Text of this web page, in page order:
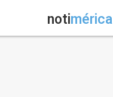
notimérica